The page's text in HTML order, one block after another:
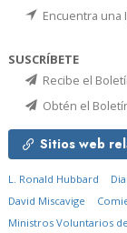
Encuentra una
SUSCRÍBETE
Recibe el
Obtén el
Sitios web
L. Ronald Hubbard
David Miscavige
Ministros Voluntarios